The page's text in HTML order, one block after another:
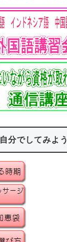
自分でしてみよう